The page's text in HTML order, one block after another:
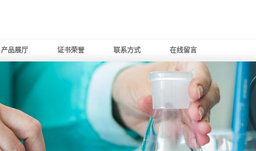
产品展厅 证书荣誉 联系方式 在线留言